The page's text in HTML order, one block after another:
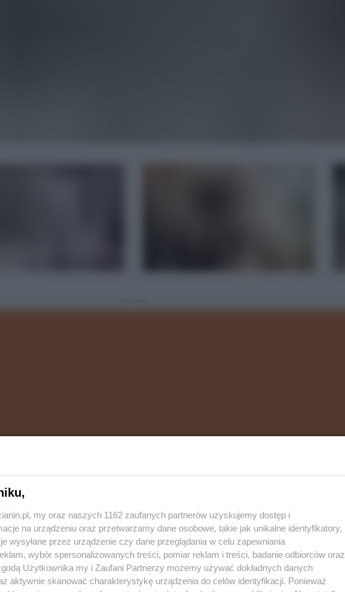
warsztatach, spotkać się z autorami książek SF,
światami Władcy Pierścieni, Wiedźmina,
przy których będzie można porozmawiać z
Polecane
my oraz naszych 1162 zaufanych partnerów uzyskujemy dostęp i
na urządzeniu oraz przetwarzamy dane osobowe, takie jak unikalne identyfikatory,
wysyłane przez urządzenie czy dane przeglądania w celu zapewniania
wybór spersonalizowanych treści, pomiar reklam i treści, badanie odbiorców oraz
Użytkownika my i Zaufani Partnerzy możemy używać dokładnych danych
aktywnie skanować charakterystykę urządzenia do celów identyfikacji. Ponieważ